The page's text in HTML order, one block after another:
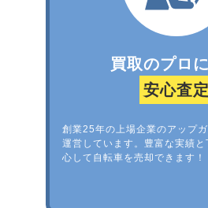
買取のプロ
安心査定
創業25年の上場企業のアップ
運営しています。豊富な実績
心して自転車を売却できます！